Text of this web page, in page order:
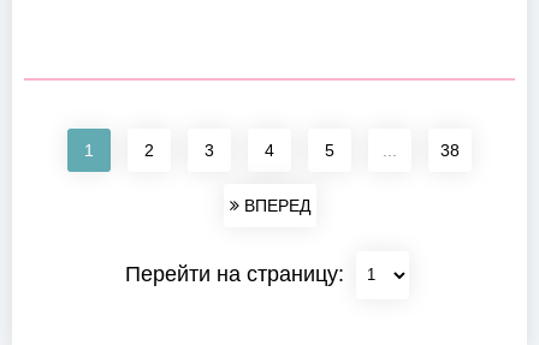
1 2 3 4 5 38
ВПЕРЕД
Перейти на страницу: